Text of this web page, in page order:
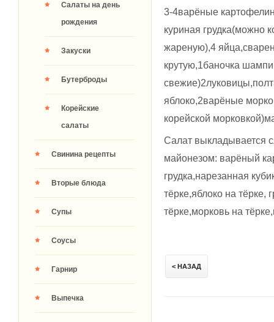
Салаты на день
рождения
Закуски
Бутерброды
Корейские
салаты
Свинина рецепты
Вторые блюда
Супы
Соусы
Гарнир
Выпечка
3-4варёные
куриная грудка(можно
жареную),4
крутую,1баночка
яблоко,2варёные
корейской
Салат выкладывается
майонезом: варёный
грудка,нарезанная
тёрке,яблоко на тёрке,
тёрке,морковь на
< НАЗАД